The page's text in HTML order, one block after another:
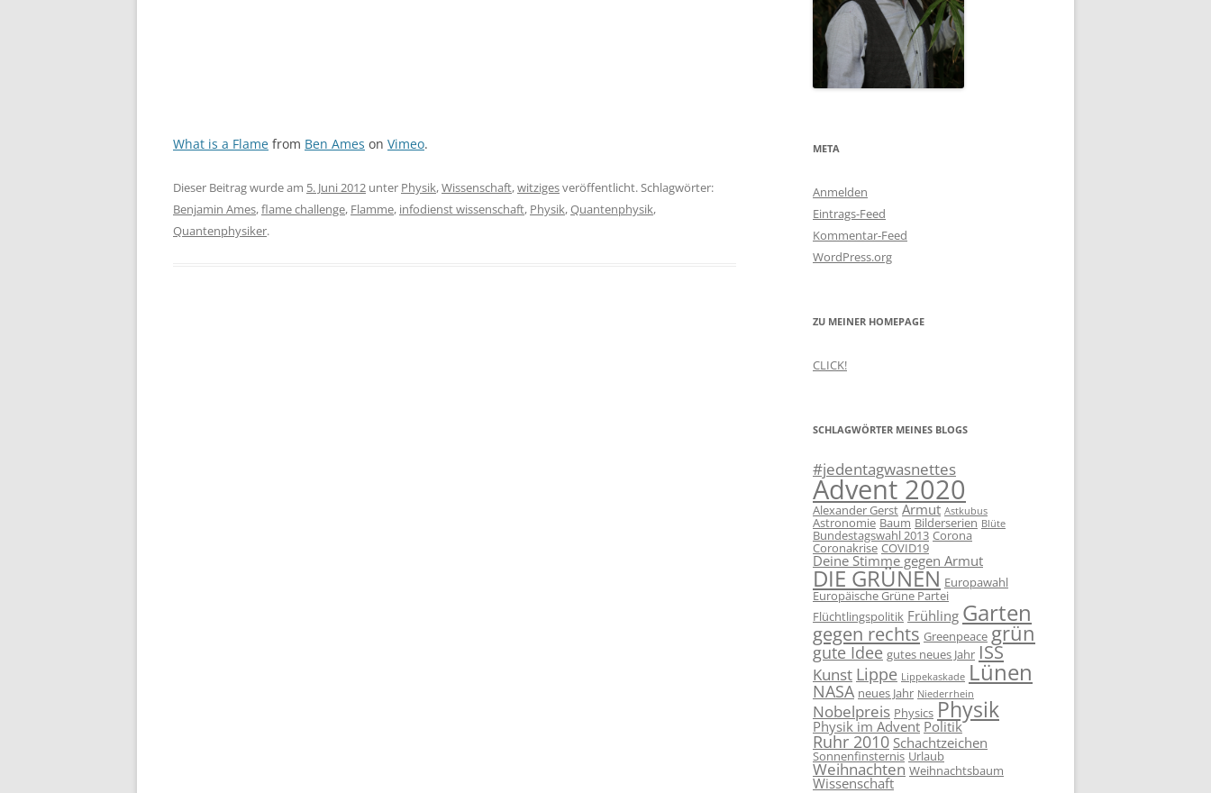
What is a Flame from Ben Ames on Vimeo.
Dieser Beitrag wurde am 5. Juni 2012 unter Physik,Wissenschaft,witzigesveröffentlicht. Schlagwörter:
Benjamin Ames,flame challenge, Flamme, infodienst wissenschaft, Physik,Quantenphysik,
Quantenphysiker.
META
Anmelden
Eintrags-Feed
Kommentar-Feed
WordPress.org
ZU MEINER HOMEPAGE
CLICK!
SCHLAGWÖRTER MEINES BLOGS
#jedentagwasnettes
Advent 2020
Alexander Gerst Armut Astkubus
Astronomie Baum Bilderserien Blüte
Bundestagswahl 2013 Corona
Coronakrise COVID19
Deine Stimme gegen Armut
DIE GRÜNEN Europawahl
Europäische Grüne Partei
Flüchtlingspolitik Frühling Garten
gegen rechts Greenpeace grün
gute Idee gutes neues Jahr ISS
Kunst Lippe Lippekaskade Lünen
NASA neues Jahr Niederrhein
Nobelpreis Physics Physik
Physik im Advent Politik
Ruhr 2010 Schachtzeichen
Sonnenfinsternis Urlaub
Weihnachten Weihnachtsbaum
Wissenschaft